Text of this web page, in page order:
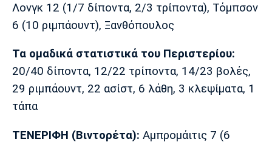
Μονακό
Ερυθρός
Μπενφίκα
Λονγκ 12 (1/7 δίποντα, 2/3 τρίποντα), Τόμπσον
6 (10 ριμπάουντ), Ξανθόπουλος
Τα ομαδικά στατιστικά του Περιστερίου:
20/40 δίποντα, 12/22 τρίποντα, 14/23 βολές,
29 ριμπάουντ, 22 ασίστ, 6 λάθη, 3 κλεψίματα, 1
τάπα
ΤΕΝΕΡΙΦΗ (Βιντορέτα): Αμπρομάιτις 7 (6